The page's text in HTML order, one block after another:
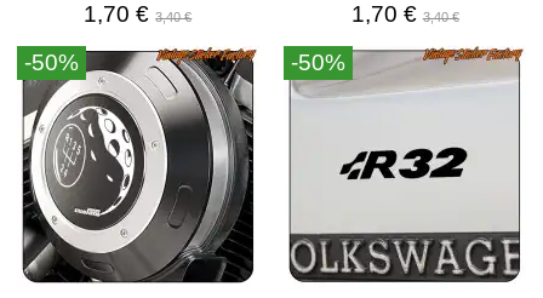
1,70 €3,40 € 1,70 €3,40 €
-50% -50%